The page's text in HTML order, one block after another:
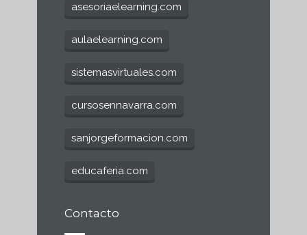
asesoriaelearning.com
aulaelearning.com
sistemasvirtuales.com
cursosennavarra.com
sanjorgeformacion.com
educaferia.com
Contacto